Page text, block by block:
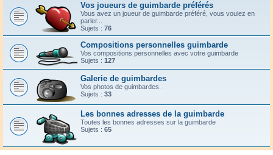
Vos joueurs de guimbarde préférés
Vous avez un joueur de guimbarde préféré, vous voulez en
parler...
Sujets : 76
Compositions personnelles guimbarde
Vos compositions personnelles avec votre guimbarde
Sujets : 127
Galerie de guimbardes
Vos photos de guimbardes.
Sujets : 33
Les bonnes adresses de la guimbarde
Toutes les bonnes adresses sur la guimbarde
Sujets : 65